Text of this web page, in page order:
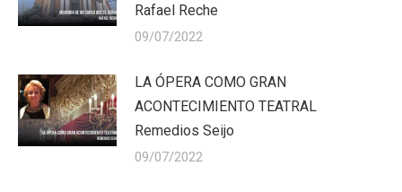
Rafael Reche
09/07/2022
LA ÓPERA COMO GRAN
ACONTECIMIENTO TEATRAL
Remedios Seijo
09/07/2022